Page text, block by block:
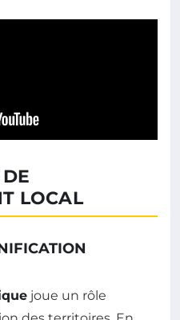
LOCAL
joue un rôle